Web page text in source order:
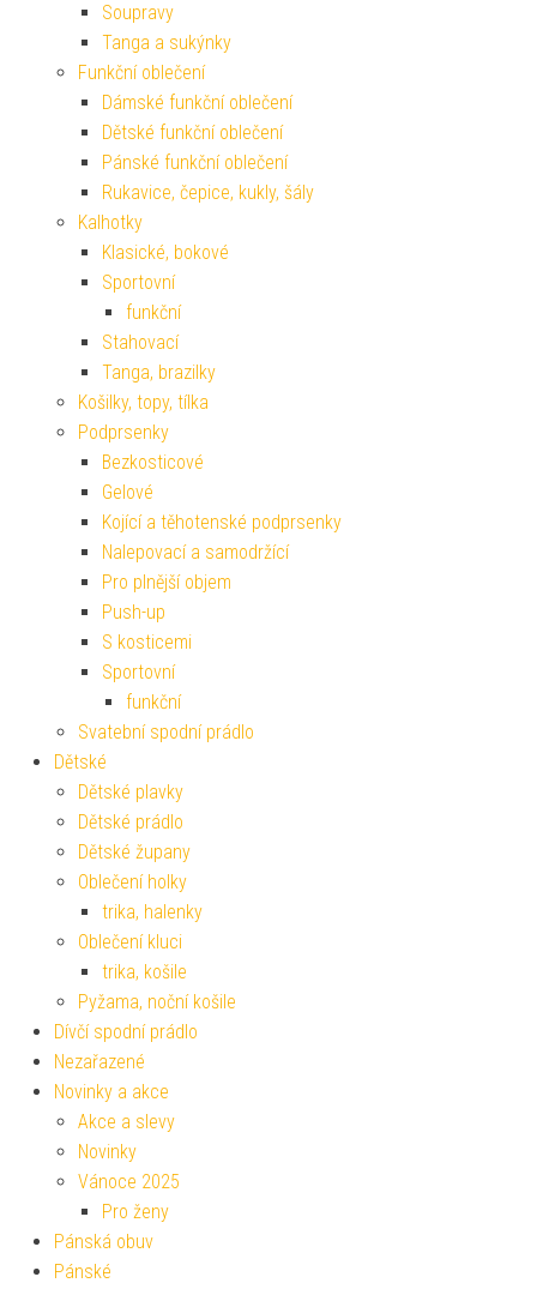
Soupravy
Tanga a sukýnky
Funkční oblečení
Dámské funkční oblečení
Dětské funkční oblečení
Pánské funkční oblečení
Rukavice, čepice, kukly, šály
Kalhotky
Klasické, bokové
Sportovní
funkční
Stahovací
Tanga, brazilky
Košilky, topy, tílka
Podprsenky
Bezkosticové
Gelové
Kojící a těhotenské podprsenky
Nalepovací a samodržící
Pro plnější objem
Push-up
S kosticemi
Sportovní
funkční
Svatební spodní prádlo
Dětské
Dětské plavky
Dětské prádlo
Dětské župany
Oblečení holky
trika, halenky
Oblečení kluci
trika, košile
Pyžama, noční košile
Dívčí spodní prádlo
Nezařazené
Novinky a akce
Akce a slevy
Novinky
Vánoce 2025
Pro ženy
Pánská obuv
Pánské